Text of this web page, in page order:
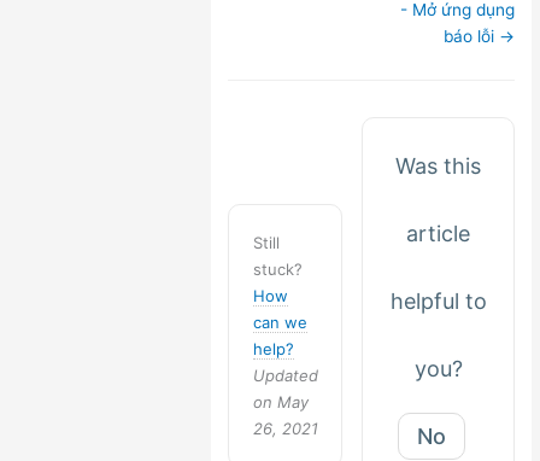
- Mở ứng dụng
báo lỗi →
Still
stuck?
How
can we
help?
Updated
on May
26, 2021
Was this
article
helpful to
you?
No